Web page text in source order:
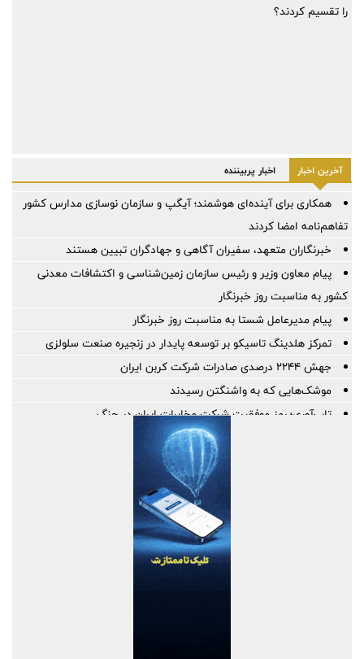
را تقسیم کردند؟
آخرین اخبار اخبار پربیننده
همکاری برای آینده‌ای هوشمند؛ آیگپ و سازمان نوسازی مدارس کشور
تفاهم‌نامه امضا کردند
خبرنگاران متعهد، سفیران آگاهی و جهادگران تبیین هستند
پیام معاون وزیر و رئیس سازمان زمین‌شناسی و اکتشافات معدنی
کشور به مناسبت روز خبرنگار
پیام مدیرعامل شستا به مناسبت روز خبرنگار
تمرکز هلدینگ تاسیکو بر توسعه پایدار در زنجیره صنعت سلولزی
جهش ۲۲۴۴ درصدی صادرات شرکت کربن ایران
موشک‌هایی که به واشنگتن رسیدند
تاب‌آوری؛ رمز موفقیت شرکت مخابرات ایران در جنگ
خبرنگاری؛ میان رسالتِ حقیقت و چالش‌های عصر جدید
رسانه‌های تخصصی بخشی از مسیر تسهیل تجارت/ خبرنگاران همراهان
پروژه‌های آسیب‌دیده از جنگ با بهره‌گیری از مهندسی ارزش بازسازی
پاسخ به پرسش‌های پرتکرار فعالان اقتصادی در قالب پادکست
پیشنهادات راهبردی بخش‌خصوصی برای افزایش تاب‌آوری در تجارت غذا